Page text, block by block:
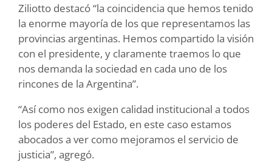
Ziliotto destacó “la coincidencia que hemos tenido
la enorme mayoría de los que representamos las
provincias argentinas. Hemos compartido la visión
con el presidente, y claramente traemos lo que
nos demanda la sociedad en cada uno de los
rincones de la Argentina”.
“Así como nos exigen calidad institucional a todos
los poderes del Estado, en este caso estamos
abocados a ver como mejoramos el servicio de
justicia”, agregó.